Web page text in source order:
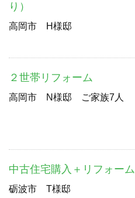
り）
高岡市 H様邸
２世帯リフォーム
高岡市 N様邸 ご家族7人
中古住宅購入＋リフォーム
砺波市 T様邸